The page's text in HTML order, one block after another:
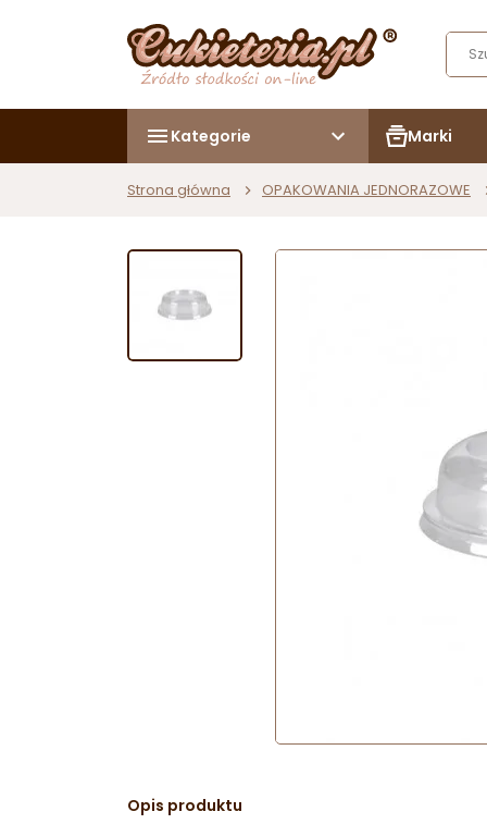
Kategorie Marki
Strona główna OPAKOWANIA JEDNORAZOWE
Opis produktu